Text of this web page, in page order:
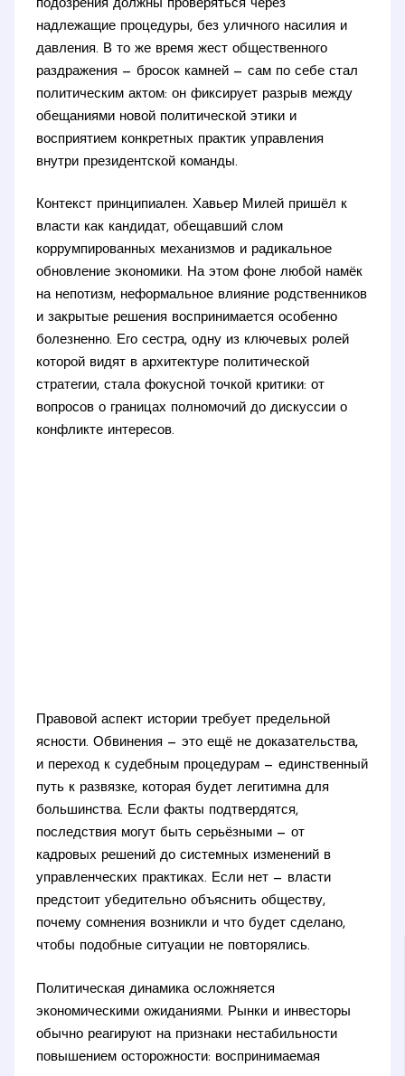
подозрения должны проверяться через
надлежащие процедуры, без уличного насилия и
давления. В то же время жест общественного
раздражения — бросок камней — сам по себе стал
политическим актом: он фиксирует разрыв между
обещаниями новой политической этики и
восприятием конкретных практик управления
внутри президентской команды.
Контекст принципиален. Хавьер Милей пришёл к
власти как кандидат, обещавший слом
коррумпированных механизмов и радикальное
обновление экономики. На этом фоне любой намёк
на непотизм, неформальное влияние родственников
и закрытые решения воспринимается особенно
болезненно. Его сестра, одну из ключевых ролей
которой видят в архитектуре политической
стратегии, стала фокусной точкой критики: от
вопросов о границах полномочий до дискуссии о
конфликте интересов.
Правовой аспект истории требует предельной
ясности. Обвинения — это ещё не доказательства,
и переход к судебным процедурам — единственный
путь к развязке, которая будет легитимна для
большинства. Если факты подтвердятся,
последствия могут быть серьёзными — от
кадровых решений до системных изменений в
управленческих практиках. Если нет — власти
предстоит убедительно объяснить обществу,
почему сомнения возникли и что будет сделано,
чтобы подобные ситуации не повторялись.
Политическая динамика осложняется
экономическими ожиданиями. Рынки и инвесторы
обычно реагируют на признаки нестабильности
повышением осторожности: воспринимаемая